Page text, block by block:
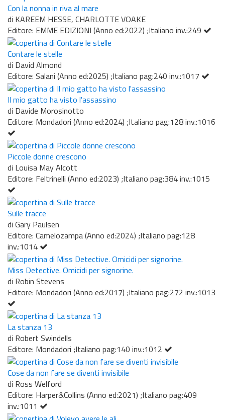
Con la nonna in riva al mare
di KAREEM HESSE, CHARLOTTE VOAKE
Editore: EMME EDIZIONI (Anno ed:2022) ;Italiano inv.:249
Contare le stelle
di David Almond
Editore: Salani (Anno ed:2025) ;Italiano pag:240 inv.:1017
Il mio gatto ha visto l'assassino
di Davide Morosinotto
Editore: Mondadori (Anno ed:2024) ;Italiano pag:128 inv.:1016
Piccole donne crescono
di Louisa May Alcott
Editore: Feltrinelli (Anno ed:2023) ;Italiano pag:384 inv.:1015
Sulle tracce
di Gary Paulsen
Editore: Camelozampa (Anno ed:2024) ;Italiano pag:128
inv.:1014
Miss Detective. Omicidi per signorine.
di Robin Stevens
Editore: Mondadori (Anno ed:2017) ;Italiano pag:272 inv.:1013
La stanza 13
di Robert Swindells
Editore: Mondadori ;Italiano pag:140 inv.:1012
Cose da non fare se diventi invisibile
di Ross Welford
Editore: Harper&Collins (Anno ed:2021) ;Italiano pag:409
inv.:1011